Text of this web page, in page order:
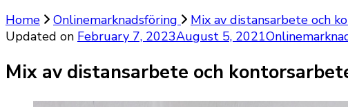
Home
Onlinemarknadsföring
Mix av distansarbete och
Updated on February 7, 2023August 5, 2021
Mix av distansarbete och